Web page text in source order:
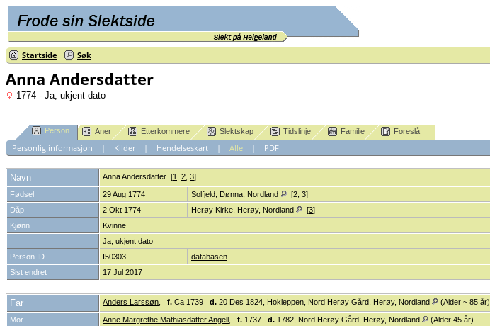
Startside Søk
Anna Andersdatter
1774 - Ja, ukjent dato
Person Aner Etterkommere Slektskap Tidslinje Familie Foreslå
Personlig informasjon | Kilder| Hendelseskart| Alle| PDF
Navn AnnaAndersdatter [1 2 3]
Fødsel 29 Aug 1774 Solfjeld, Dønna, Nordland [2 3]
Dåp
2 Okt 1774 Herøy Kirke, Herøy, Nordland [3]
Kjønn
Kvinne
Ja, ukjent dato
Person ID
I50303
databasen
Sist endret
17 Jul 2017
Far Anders Larssøn f. Ca 1739 d. 20 Des 1824, Hokleppen, Nord Herøy Gård, Herøy, Nordland (Alder ~ 85 år)
Mor Anne Margrethe Mathiasdatter Angell f. 1737 d. 1782, Nord Herøy Gård, Herøy, Nordland
(Alder 45 år)